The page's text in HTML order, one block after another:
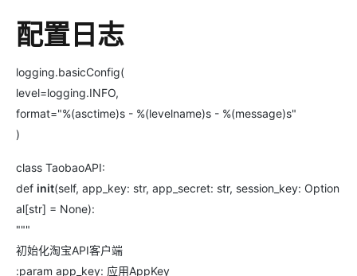
配置日志
logging.basicConfig(
level=logging.INFO,
format="%(asctime)s - %(levelname)s - %(message)s"
)
class TaobaoAPI:
def init(self, app_key: str, app_secret: str, session_key: Option
al[str] = None):
"""
初始化淘宝API客户端
:param app_key: 应用AppKey